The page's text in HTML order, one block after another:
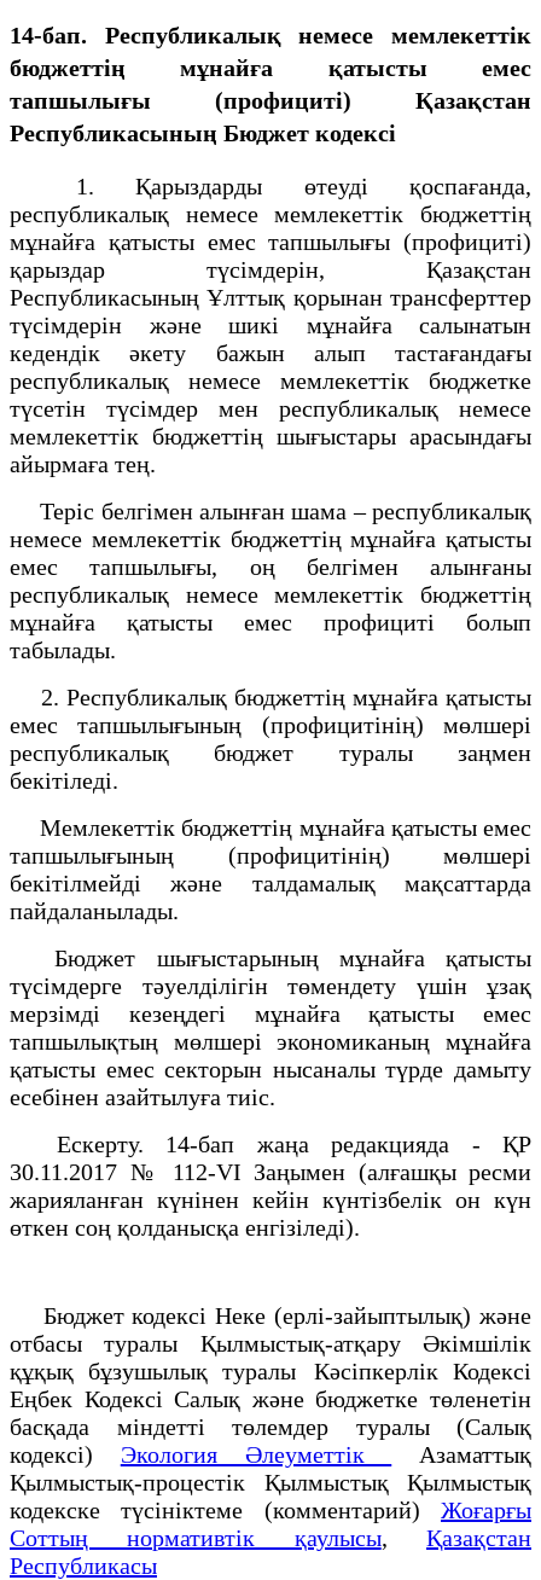
14-бап. Республикалық немесе мемлекеттік
бюджеттің мұнайға қатысты емес
тапшылығы (профициті)
Қазақстан
Республикасының Бюджет кодексі
1. Қарыздарды өтеудi қоспағанда,
республикалық немесе мемлекеттік бюджеттің
мұнайға қатысты емес тапшылығы (профициті)
қарыздар түсімдерін, Қазақстан
Республикасының Ұлттық қорынан трансферттер
түсімдерін және шикі мұнайға салынатын
кедендік әкету бажын алып тастағандағы
республикалық немесе мемлекеттік бюджетке
түсетін түсімдер мен республикалық немесе
мемлекеттік бюджеттің шығыстары арасындағы
айырмаға тең.
Теріс белгімен алынған шама – республикалық
немесе мемлекеттік бюджеттің мұнайға қатысты
емес тапшылығы, оң белгімен алынғаны
республикалық немесе мемлекеттік бюджеттің
мұнайға қатысты емес профициті болып
табылады.
2. Республикалық бюджеттің мұнайға қатысты
емес тапшылығының (профицитінің) мөлшері
республикалық бюджет туралы заңмен
бекітіледі.
Мемлекеттік бюджеттің мұнайға қатысты емес
тапшылығының (профицитінің) мөлшері
бекітілмейді және талдамалық мақсаттарда
пайдаланылады.
Бюджет шығыстарының мұнайға қатысты
түсімдерге тәуелділігін төмендету үшін ұзақ
мерзімді кезеңдегі мұнайға қатысты емес
тапшылықтың мөлшері экономиканың мұнайға
қатысты емес секторын нысаналы түрде дамыту
есебінен азайтылуға тиіс.
Ескерту. 14-бап жаңа редакцияда - ҚР
30.11.2017 № 112-VI Заңымен (алғашқы ресми
жарияланған күнінен кейін күнтізбелік он күн
өткен соң қолданысқа енгізіледі).
Бюджет кодексі Неке (ерлі-зайыптылық) және
отбасы туралы
Қылмыстық-атқару Әкімшілік
құқық бұзушылық туралы Кәсіпкерлік Кодексі
Еңбек Кодексі Салық және бюджетке төленетін
басқада міндетті төлемдер туралы (Салық
кодексі) Экология Әлеуметтік
Азаматтық
Қылмыстық-процестік Қылмыстық Қылмыстық
кодекске түсініктеме (комментарий) Жоғарғы
Соттың нормативтік қаулысы,Қазақстан
Республикасы